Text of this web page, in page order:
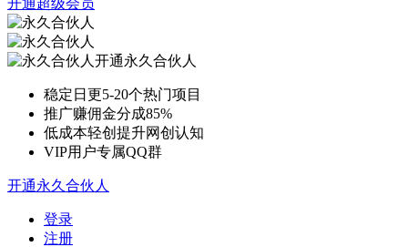
开通超级会员
开通永久合伙人
稳定日更5-20个热门项目
推广赚佣金分成85%
低成本轻创提升网创认知
VIP用户专属QQ群
开通永久合伙人
登录
注册